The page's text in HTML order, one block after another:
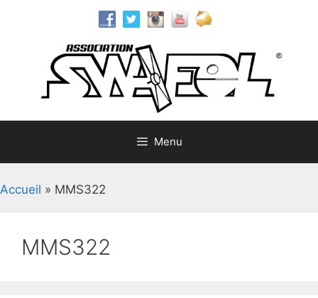
Menu
Accueil » MMS322
MMS322